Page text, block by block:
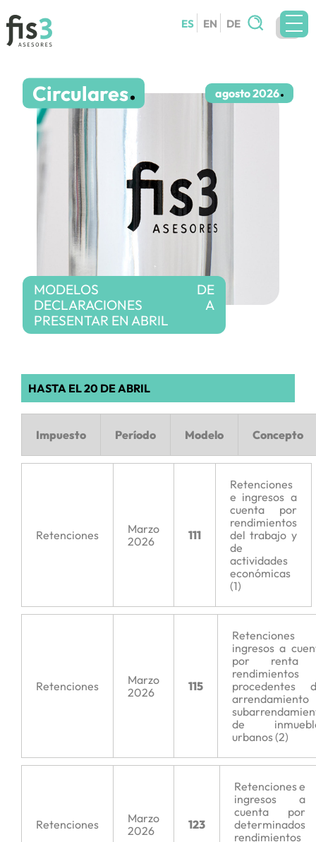
ES EN DE
Buscar:
SERVICIOS
CIRCULARES
TRABAJA CON NOSOTROS
Circulares agosto 2026
MODELOS DE
DECLARACIONES A
PRESENTAR EN ABRIL
HASTA EL 20 DE ABRIL
Impuesto Período Modelo Concepto
Retenciones
Marzo
2026
111
Retenciones
e ingresos a
cuenta por
rendimientos
del trabajo y
de
actividades
económicas
(1)
Retenciones
Marzo
2026
115
ingresos a
por renta
rendimientos
procedentes
de
urbanos (2)
Retenciones
Marzo
2026
123
Retenciones e
ingresos a
cuenta por
determinados
rendimientos